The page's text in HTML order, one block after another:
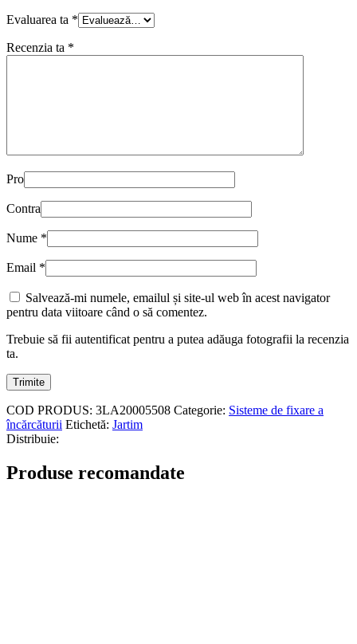
Evaluarea ta *
Recenzia ta *
Pro
Contra
Nume *
Email *
Salvează-mi numele, emailul și site-ul web în acest navigator
pentru data viitoare când o să comentez.
Trebuie să fii autentificat pentru a putea adăuga fotografii la recenzia
ta.
COD PRODUS: 3LA20005508 Categorie: Sisteme de fixare a
încărcăturii Etichetă: Jartim
Distribuie:
Produse recomandate